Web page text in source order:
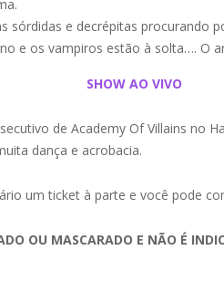
e decrépitas procurando
e os vampiros estão à solta…. O
SHOW AO VIVO
de Academy Of Villains no
dança e acrobacia.
um ticket à parte e você pode
OU MASCARADO E NÃO É